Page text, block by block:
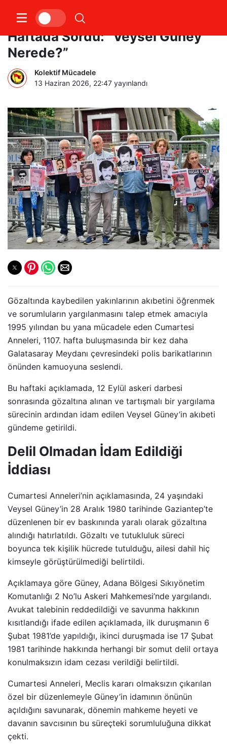
Cumartesi Anneleri 1107.
Haftada Sordu: “Veysel Güney
Nerede?”
Kolektif Mücadele
13 Haziran 2026, 22:47 yayınlandı
Gözaltında kaybedilen yakınlarının akıbetini öğrenmek
ve sorumluların yargılanmasını talep etmek amacıyla
1995 yılından bu yana mücadele eden Cumartesi
Anneleri, 1107. hafta buluşmasında bir kez daha
Galatasaray Meydanı çevresindeki polis barikatlarının
önünden kamuoyuna seslendi.
Bu haftaki açıklamada, 12 Eylül askeri darbesi
sonrasında gözaltına alınan ve tartışmalı bir yargılama
sürecinin ardından idam edilen Veysel Güney’in akıbeti
gündeme getirildi.
Delil Olmadan İdam Edildiği
İddiası
Cumartesi Anneleri’nin açıklamasında, 24 yaşındaki
Veysel Güney’in 28 Aralık 1980 tarihinde Gaziantep’te
düzenlenen bir ev baskınında yaralı olarak gözaltına
alındığı hatırlatıldı. Gözaltı ve tutukluluk süreci
boyunca tek kişilik hücrede tutulduğu, ailesi dahil hiç
kimseyle görüştürülmediği belirtildi.
Açıklamaya göre Güney, Adana Bölgesi Sıkıyönetim
Komutanlığı 2 No’lu Askeri Mahkemesi’nde yargılandı.
Avukat talebinin reddedildiği ve savunma hakkının
kısıtlandığı ifade edilen açıklamada, ilk duruşmanın 6
Şubat 1981’de yapıldığı, ikinci duruşmada ise 17 Şubat
1981 tarihinde hakkında herhangi bir somut delil ortaya
konulmaksızın idam cezası verildiği belirtildi.
Cumartesi Anneleri, Meclis kararı olmaksızın çıkarılan
özel bir düzenlemeyle Güney’in idamının önünün
açıldığını savunarak, dönemin mahkeme heyeti ve
davanın savcısının bu süreçteki sorumluluğuna dikkat
çekti.